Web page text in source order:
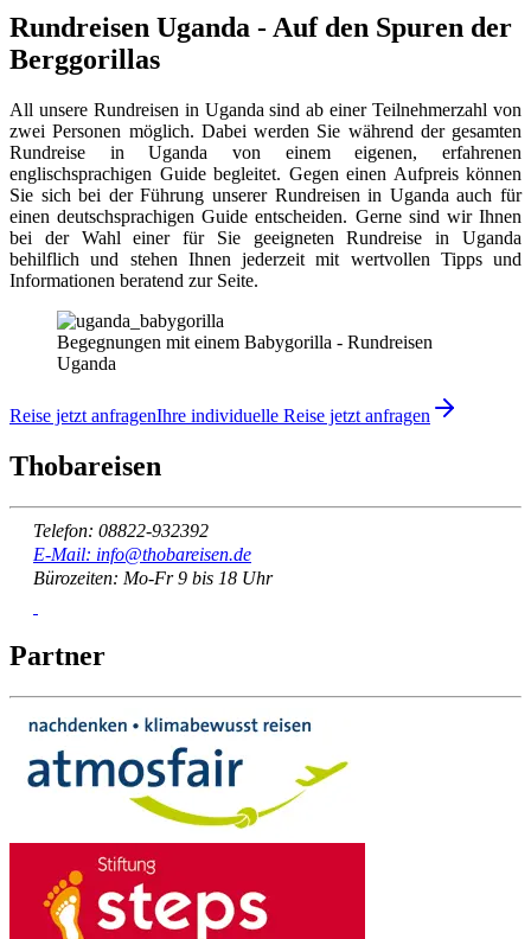
Rundreisen Uganda - Auf den Spuren der
Berggorillas
All unsere Rundreisen in Uganda sind ab einer Teilnehmerzahl von
zwei Personen möglich. Dabei werden Sie während der gesamten
Rundreise in Uganda von einem eigenen, erfahrenen
englischsprachigen Guide begleitet. Gegen einen Aufpreis können
Sie sich bei der Führung unserer Rundreisen in Uganda auch für
einen deutschsprachigen Guide entscheiden. Gerne sind wir Ihnen
bei der Wahl einer für Sie geeigneten Rundreise in Uganda
behilflich und stehen Ihnen jederzeit mit wertvollen Tipps und
Informationen beratend zur Seite.
Begegnungen mit einem Babygorilla - Rundreisen
Uganda
Reise jetzt anfragenIhre individuelle Reise jetzt anfragen
Thobareisen
Telefon: 08822-932392
E-Mail: info@thobareisen.de
Bürozeiten: Mo-Fr 9 bis 18 Uhr
Partner